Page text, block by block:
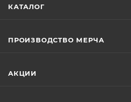
КАТАЛОГ
ПРОИЗВОДСТВО МЕРЧА
АКЦИИ